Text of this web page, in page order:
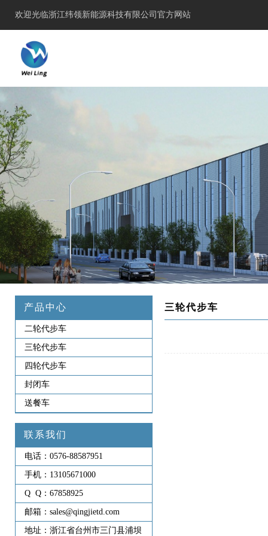
欢迎光临浙江纬领新能源科技有限公司官方网站
产品中心
二轮代步车
三轮代步车
四轮代步车
封闭车
送餐车
联系我们
电话： 0576-88587951
手机： 13105671000
Q Q： 67858925
邮箱： sales@qingjietd.com
地址： 浙江省台州市三门县浦坝
三轮代步车